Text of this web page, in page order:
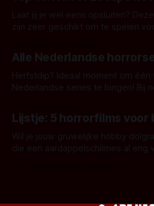
Laat jij je wel eens opsluiten?
zijn zeer geschikt om te spelen
Alle Nederlandse
Herfstdip? Ideaal moment om
Nederlandse series te bingen! Bij nederhorror denk je al
Amsterdamned of The Johnsons.
is niet beperkt tot films. Hier een
Lijstje: 5 horrorfilms voor
Wil je jouw gruwelijke hobby
die een aardappelschilmes al eng